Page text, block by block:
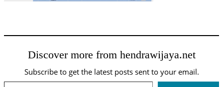
Discover more from hendrawijaya.net
Subscribe to get the latest posts sent to your email.
Type your email…